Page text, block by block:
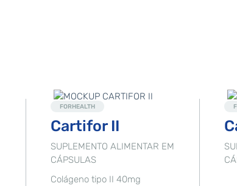
Destaque
FORHEALTH
Cartifor II
SUPLEMENTO ALIMENTAR EM
CÁPSULAS
Colágeno tipo II 40mg